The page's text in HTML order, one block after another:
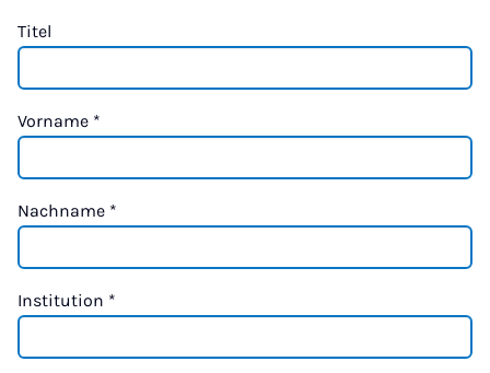
Titel
Vorname *
Nachname *
Institution *